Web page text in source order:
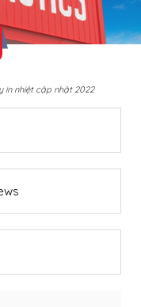
in nhiệt cập nhật 2022